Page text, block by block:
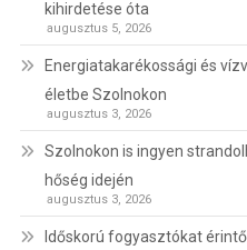
kihirdetése óta
augusztus 5, 2026
Energiatakarékossági és
életbe Szolnokon
augusztus 3, 2026
Szolnokon is ingyen
hőség idején
augusztus 3, 2026
Időskorú fogyasztókat